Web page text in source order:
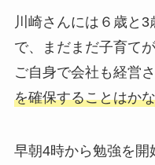
川崎さんには６歳と
で、まだまだ子育て
ご自身で会社も経営
を確保することはか
早朝4時から勉強を